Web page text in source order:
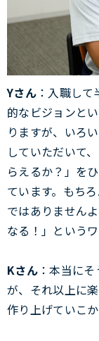
Yさん：入職して
的なビジョンと
りますが、いろ
していただいて
らえるか？」を
ています。もち
ではありません
なる！」という
Kさん：本当に
が、それ以上に
作り上げていこか